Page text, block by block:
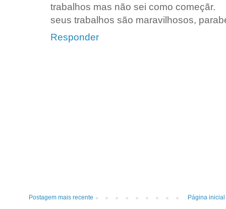
trabalhos mas não sei como começãr.
seus trabalhos são maravilhosos,
Responder
Postagem mais recente Página inicial